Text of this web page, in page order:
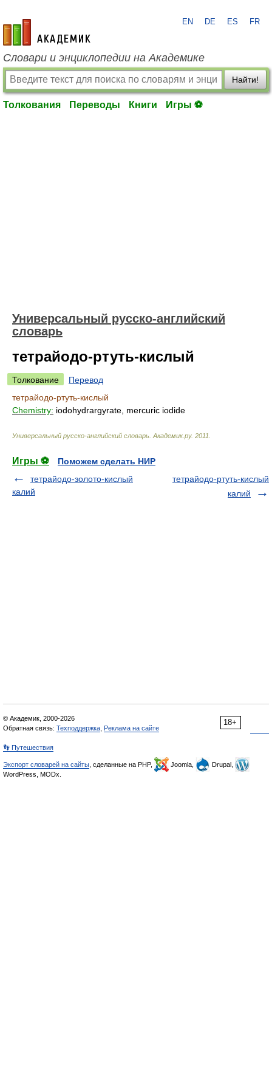
academic.ru
EN DE ES FR
Словари и энциклопедии на Академике
Найти!
Толкования Переводы Книги Игры ⚽
Универсальный русско-английский
словарь
тетрайодо-ртуть-кислый
Толкование
Перевод
тетрайодо-ртуть-кислый
Chemistry: iodohydrargyrate, mercuric iodide
Универсальный русско-английский словарь Академик.ру. 2011
Игры ⚽
Поможем сделать НИР
тетрайодо-золото-кислый
калий
тетрайодо-ртуть-кислый
калий
18+
© Академик, 2000-2026
Обратная связь: Техподдержка Реклама на сайте
👣 Путешествия
Экспорт словарей на сайты , сделанные на PHP, Joomla,
Drupal,
WordPress, MODx.